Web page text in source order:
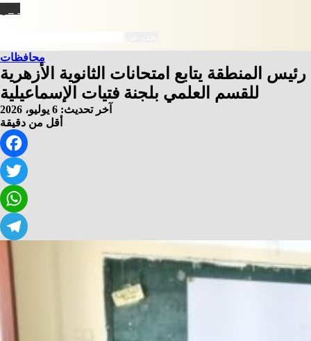
محافظات
رئيس المنطقة يتابع امتحانات الثانوية الأزهرية
للقسم العلمي بلجنة فتيات الإسماعيلية
آخر تحديث: 6 يوليو، 2026
أقل من دقيقة
Telegram